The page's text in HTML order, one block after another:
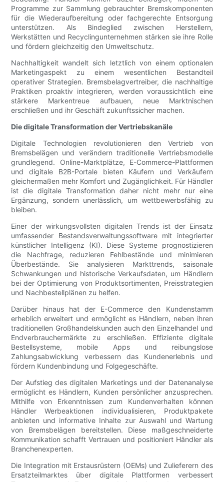
Programme zur Sammlung gebrauchter Bremskomponenten
für die Wiederaufbereitung oder fachgerechte Entsorgung
unterstützen. Als Bindeglied zwischen Herstellern,
Werkstätten und Recyclingunternehmen stärken sie ihre Rolle
und fördern gleichzeitig den Umweltschutz.
Nachhaltigkeit wandelt sich letztlich von einem optionalen
Marketingaspekt zu einem wesentlichen Bestandteil
operativer Strategien. Bremsbelagvertreiber, die nachhaltige
Praktiken proaktiv integrieren, werden voraussichtlich eine
stärkere Markentreue aufbauen, neue Marktnischen
erschließen und ihr Geschäft zukunftssicher machen.
Die digitale Transformation der Vertriebskanäle
Digitale Technologien revolutionieren den Vertrieb von
Bremsbelägen und verändern traditionelle Vertriebsmodelle
grundlegend. Online-Marktplätze, E-Commerce-Plattformen
und digitale B2B-Portale bieten Käufern und Verkäufern
gleichermaßen mehr Komfort und Zugänglichkeit. Für Händler
ist die digitale Transformation daher nicht mehr nur eine
Ergänzung, sondern unerlässlich, um wettbewerbsfähig zu
bleiben.
Einer der wirkungsvollsten digitalen Trends ist der Einsatz
umfassender Bestandsverwaltungssoftware mit integrierter
künstlicher Intelligenz (KI). Diese Systeme prognostizieren
die Nachfrage, reduzieren Fehlbestände und minimieren
Überbestände. Sie analysieren Markttrends, saisonale
Schwankungen und historische Verkaufsdaten, um Händlern
bei der Optimierung von Produktsortimenten, Preisstrategien
und Nachbestellplänen zu helfen.
Darüber hinaus hat der E-Commerce den Kundenstamm
erheblich erweitert und ermöglicht es Händlern, neben ihren
traditionellen Großhandelskunden auch den Einzelhandel und
Endverbrauchermärkte zu erschließen. Effiziente digitale
Bestellsysteme, mobile Apps und reibungslose
Zahlungsabwicklung verbessern das Kundenerlebnis und
fördern Kundenbindung und Folgegeschäfte.
Der Aufstieg des digitalen Marketings und der Datenanalyse
ermöglicht es Händlern, Kunden persönlicher anzusprechen.
Mithilfe von Erkenntnissen zum Kundenverhalten können
Händler Werbeaktionen individualisieren, Produktpakete
anbieten und informative Inhalte zur Auswahl und Wartung
von Bremsbelägen bereitstellen. Diese maßgeschneiderte
Kommunikation schafft Vertrauen und positioniert Händler als
Branchenexperten.
Die Integration mit Erstausrüstern (OEMs) und Zulieferern des
Ersatzteilmarktes über digitale Plattformen verbessert